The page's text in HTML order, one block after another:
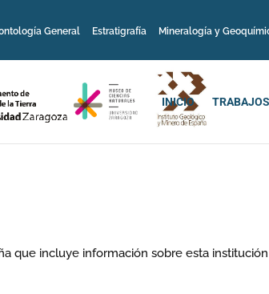
General Estratigrafía Mineralogía y
INICIO
que incluye información sobre esta